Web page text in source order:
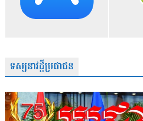
ទស្សនាវដ្តីប្រជាជន